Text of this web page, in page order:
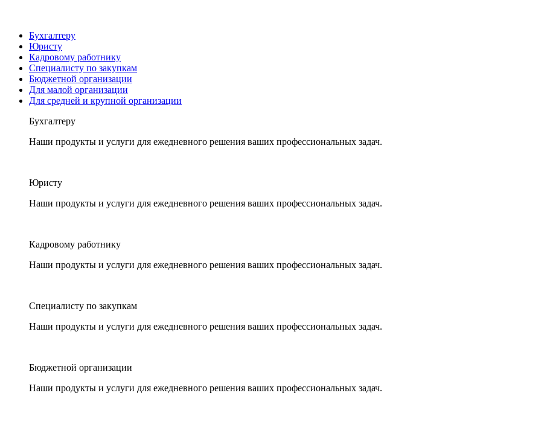
Бухгалтеру
Юристу
Кадровому работнику
Специалисту по закупкам
Бюджетной организации
Для малой организации
Для средней и крупной организации
Бухгалтеру
Наши продукты и услуги для ежедневного решения ваших профессиональных задач.
Юристу
Наши продукты и услуги для ежедневного решения ваших профессиональных задач.
Кадровому работнику
Наши продукты и услуги для ежедневного решения ваших профессиональных задач.
Специалисту по закупкам
Наши продукты и услуги для ежедневного решения ваших профессиональных задач.
Бюджетной организации
Наши продукты и услуги для ежедневного решения ваших профессиональных задач.